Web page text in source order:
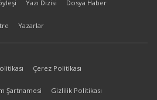
Yazı Dizisi Dosya Haber
Yazarlar
Çerez Politikası
Şartnamesi Gizlilik Politikası